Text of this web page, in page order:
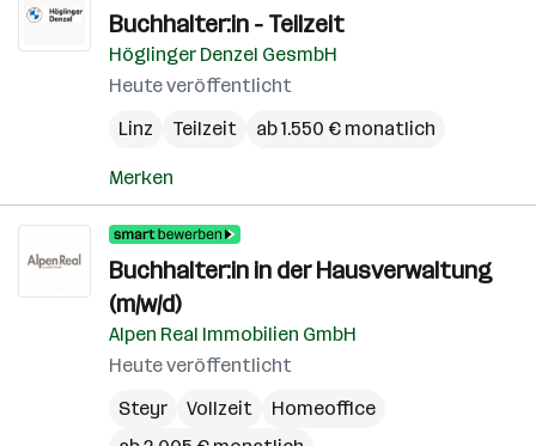
Buchhalter:in - Teilzeit
Höglinger Denzel GesmbH
Heute veröffentlicht
Linz
Teilzeit ab 1.550 € monatlich
Merken
Buchhalter:in in der Hausverwaltung
(m/w/d)
Alpen Real Immobilien GmbH
Heute veröffentlicht
Steyr
Vollzeit
Homeoffice